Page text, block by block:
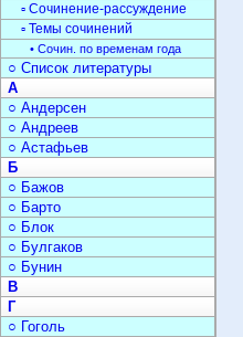
▫ Сочинение-рассуждение
▫ Темы сочинений
• Сочин. по временам года
○ Список литературы
А
○ Андерсен
○ Андреев
○ Астафьев
Б
○ Бажов
○ Барто
○ Блок
○ Булгаков
○ Бунин
В
Г
○ Гоголь